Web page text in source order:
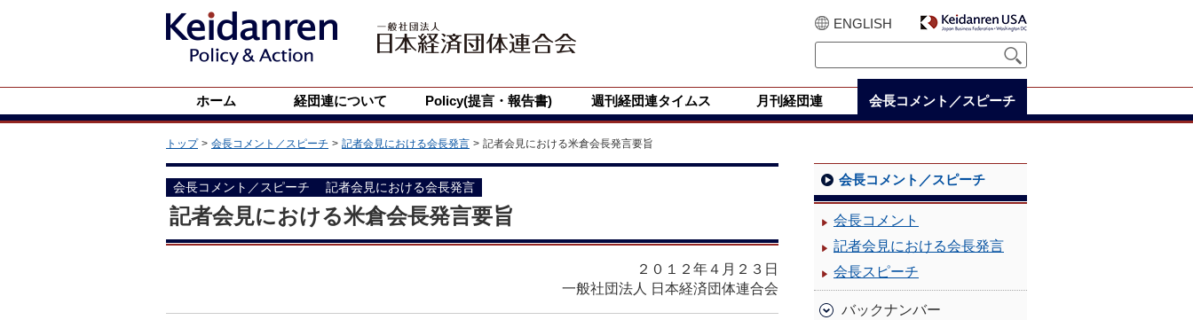
ENGLISH
ホーム 経団連について Policy(提言・報告書) 週刊経団連タイムス 月刊経団連 会長コメント／スピーチ
トップ 会長コメント／スピーチ 記者会見における会長発言 記者会見における米倉会長発言要旨
会長コメント／スピーチ 記者会見における会長発言
記者会見における米倉会長発言要旨
２０１２年４月２３日
一般社団法人 日本経済団体連合会
会長コメント／スピーチ
会長コメント
記者会見における会長発言
会長スピーチ
バックナンバー